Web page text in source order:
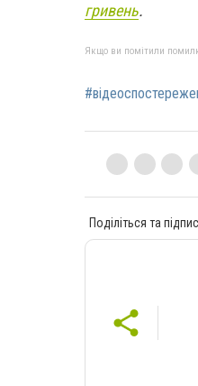
гривень.
Якщо ви помітили
Поділіться та